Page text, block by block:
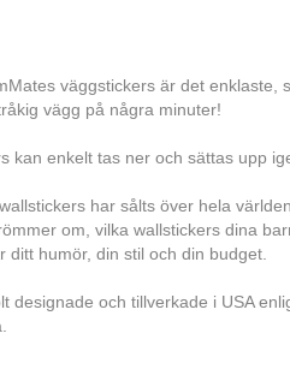
väggstickers är det enklaste,
vägg på några minuter!
kan enkelt tas ner och sättas upp
har sålts över hela
om, vilka wallstickers dina
ditt humör, din stil och din budget.
designade och tillverkade i USA